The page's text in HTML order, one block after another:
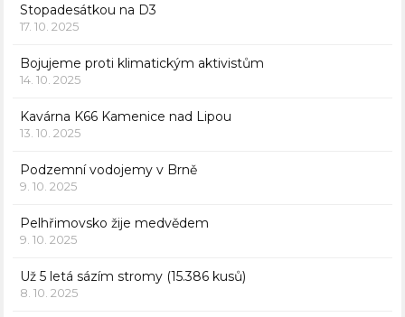
Stopadesátkou na D3
17. 10. 2025
Bojujeme proti klimatickým aktivistům
14. 10. 2025
Kavárna K66 Kamenice nad Lipou
13. 10. 2025
Podzemní vodojemy v Brně
9. 10. 2025
Pelhřimovsko žije medvědem
9. 10. 2025
Už 5 letá sázím stromy (15.386 kusů)
8. 10. 2025